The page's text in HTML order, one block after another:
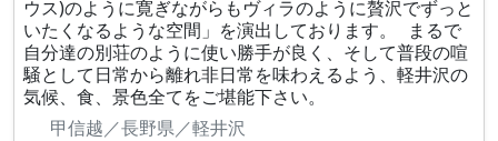
ウス)のように寛ぎながらもヴィラのように贅沢でずっと
いたくなるような空間」を演出しております。 まるで
自分達の別荘のように使い勝手が良く、そして普段の喧
騒として日常から離れ非日常を味わえるよう、軽井沢の
気候、食、景色全てをご堪能下さい。
甲信越／長野県／軽井沢